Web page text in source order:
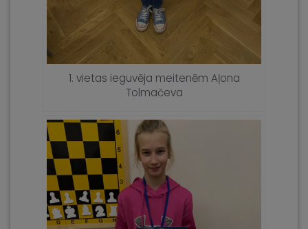
1. vietas ieguvēja meitenēm Aļona
Tolmačeva